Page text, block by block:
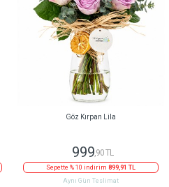
Göz Kırpan Lila
999,90 TL
Sepette % 10 indirim 899,91 TL
Aynı Gün Teslimat